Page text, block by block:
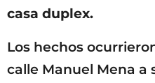
casa duplex.
Los hechos
calle Manuel Mena a